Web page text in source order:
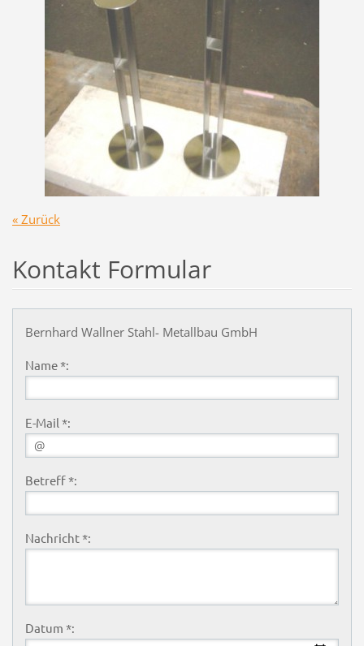
« Zurück
Kontakt Formular
Bernhard Wallner Stahl- Metallbau GmbH
Name *:
E-Mail *:
Betreff *:
Nachricht *:
Datum *: